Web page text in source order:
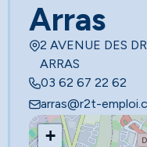
Arras
2 AVENUE DES
ARRAS
03 62 67 22 62
arras@r2t-
+